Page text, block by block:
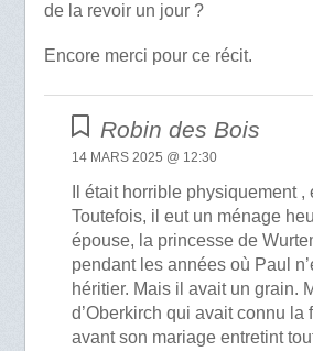
de la revoir un jour ?
Encore merci pour ce récit.
Robin des Bois
14 MARS 2025 @ 12:30
Il était horrible physiquement ,
Toutefois, il eut un ménage
épouse, la princesse de
pendant les années où Paul
héritier. Mais il avait un grain.
d’Oberkirch qui avait connu la
avant son mariage entretint